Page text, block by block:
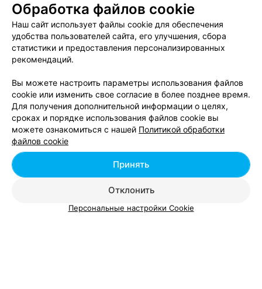
Курсы front-end разработчиков в Бресте
Курсы веб-программирования в Бресте
Добавить компанию
Добавить специалиста
Обработка файлов cookie
Наш сайт использует файлы cookie для обеспечения
удобства пользователей сайта, его улучшения, сбора
статистики и предоставления персонализированных
рекомендаций.
Вы можете настроить параметры использования файлов
cookie или изменить свое согласие в более позднее время.
Для получения дополнительной информации о целях,
сроках и порядке использования файлов cookie вы
можете ознакомиться с нашей Политикой обработки
файлов cookie
Отклонить
Принять
Персональные настройки Cookie